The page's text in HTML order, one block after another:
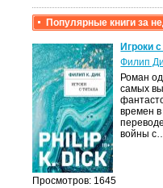
Популярные книги за
Просмотров: 1645
Игроки
Филип
Роман
самых
времен
войны с…